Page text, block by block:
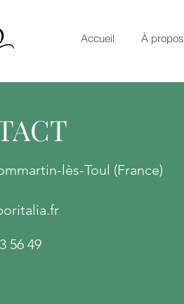
Accueil À propos
lès-Toul (France)
56 49